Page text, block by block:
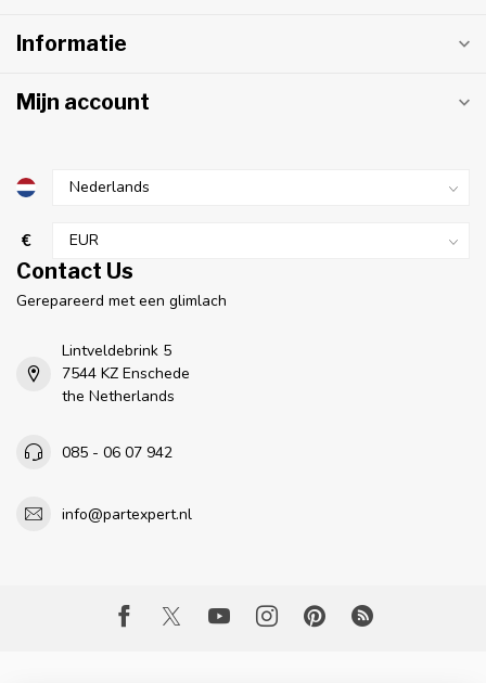
Informatie
Mijn account
€
Contact Us
Gerepareerd met een glimlach
Lintveldebrink 5
7544 KZ Enschede
the Netherlands
085 - 06 07 942
info@partexpert.nl